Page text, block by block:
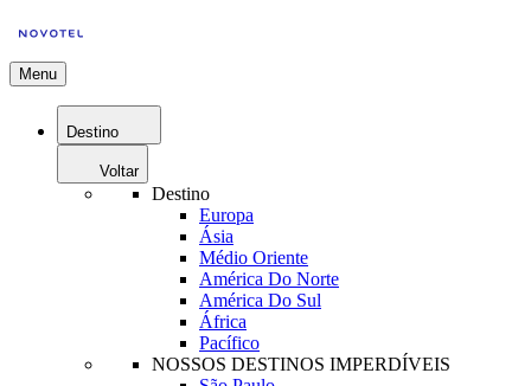
Menu
Destino
Voltar
Destino
Europa
Ásia
Médio Oriente
América Do Norte
América Do Sul
África
Pacífico
NOSSOS DESTINOS IMPERDÍVEIS